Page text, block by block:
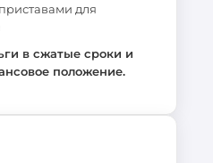
для
в сжатые сроки и
положение.